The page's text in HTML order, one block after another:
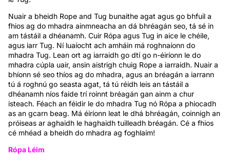
Nuair a bheidh Rope and Tug bunaithe agat agus go bhfuil a
fhios ag do mhadra ainmneacha an dá bhréagán seo, tá sé in
am tástáil a dhéanamh. Cuir Rópa agus Tug in aice le chéile,
agus iarr Tug. Ní luaíocht ach amháin má roghnaíonn do
mhadra Tug. Lean ort ag iarraidh go dtí go n-éiríonn le do
mhadra cúpla uair, ansin aistrigh chuig Rope a iarraidh. Nuair a
bhíonn sé seo thíos ag do mhadra, agus an bréagán a iarrann
tú á roghnú go seasta agat, tá tú réidh leis an tástáil a
dhéanamh níos faide trí roinnt bréagán gan ainm a chur
isteach. Féach an féidir le do mhadra Tug nó Rópa a phiocadh
as an gcarn beag. Má éiríonn leat le dhá bhréagán, coinnigh an
próiseas ar aghaidh le haghaidh tuilleadh bréagán. Cé a fhios
cé mhéad a bheidh do mhadra ag foghlaim!
Rópa Léim